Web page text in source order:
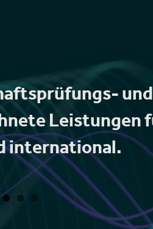
und
Leistungen
international.